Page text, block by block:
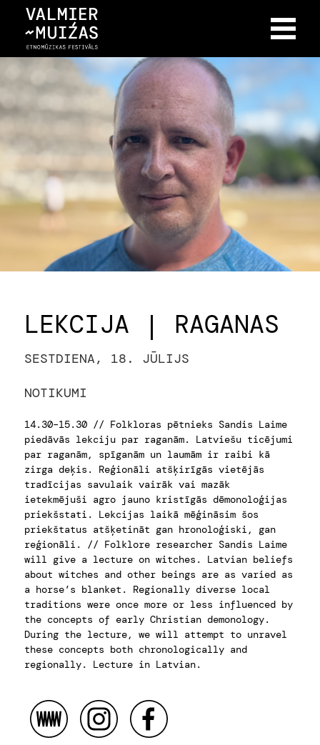
LEKCIJA | RAGANAS
SESTDIENA, 18. JŪLIJS
NOTIKUMI
14.30–15.30 // Folkloras pētnieks Sandis Laime
piedāvās lekciju par raganām. Latviešu ticējumi
par raganām, spīganām un laumām ir raibi kā
zirga deķis. Reģionāli atšķirīgās vietējās
tradīcijas savulaik vairāk vai mazāk
ietekmējuši agro jauno kristīgās dēmonoloģijas
priekšstati. Lekcijas laikā mēģināsim šos
priekštatus atšķetināt gan hronoloģiski, gan
reģionāli. // Folklore researcher Sandis Laime
will give a lecture on witches. Latvian beliefs
about witches and other beings are as varied as
a horse’s blanket. Regionally diverse local
traditions were once more or less influenced by
the concepts of early Christian demonology.
During the lecture, we will attempt to unravel
these concepts both chronologically and
regionally. Lecture in Latvian.